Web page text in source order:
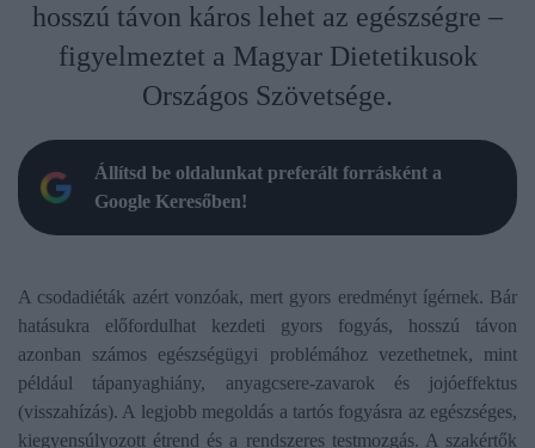
hosszú távon káros lehet az egészségre –
figyelmeztet a Magyar Dietetikusok
Országos Szövetsége.
Állítsd be oldalunkat preferált forrásként a
Google Keresőben!
A csodadiéták azért vonzóak, mert gyors eredményt ígérnek. Bár
hatásukra előfordulhat kezdeti gyors fogyás, hosszú távon
azonban számos egészségügyi problémához vezethetnek, mint
például tápanyaghiány, anyagcsere-zavarok és jojóeffektus
(visszahízás). A legjobb megoldás a tartós fogyásra az egészséges,
kiegyensúlyozott étrend és a rendszeres testmozgás. A szakértők